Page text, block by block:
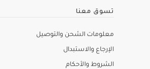
تسوق معنا
معلومات الشحن والتوصيل
الإرجاع والاستبدال
الشروط والأحكام